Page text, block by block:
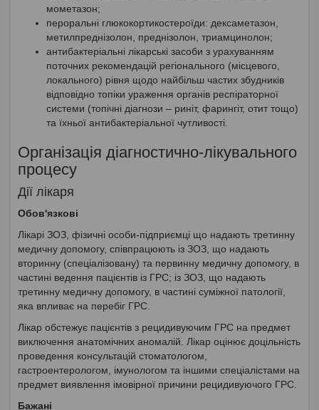
мометазон;
пероральні глюкокортикостероїди: дексаметазон,
метилпреднізолон, преднізолон, триамцинолон;
антибактеріальні лікарські засоби з урахуванням
поточних рекомендацій регіонального (місцевого,
локального) рівня щодо найбільш частих збудників
відповідно топіки ураження органів респіраторної
системи (топічні діагнози – риніт, фарингіт, отит тощо)
та їхньої антибактеріальної чутливості.
Організація діагностично-лікувального
процесу
Дії лікаря
Обов'язкові
Лікарі ЗОЗ, фізичні особи-підприємці що надають третинну
медичну допомогу, співпрацюють із ЗОЗ, що надають
вторинну (спеціалізовану) та первинну медичну допомогу, в
частині ведення пацієнтів із ГРС; із ЗОЗ, що надають
третинну медичну допомогу, в частині суміжної патології,
яка впливає на перебіг ГРС.
Лікар обстежує пацієнтів з рецидивуючим ГРС на предмет
виключення анатомічних аномалій. Лікар оцінює доцільність
проведення консультацій стоматологом,
гастроентерологом, імунологом та іншими спеціалістами на
предмет виявлення імовірної причини рецидивуючого ГРС.
Бажані